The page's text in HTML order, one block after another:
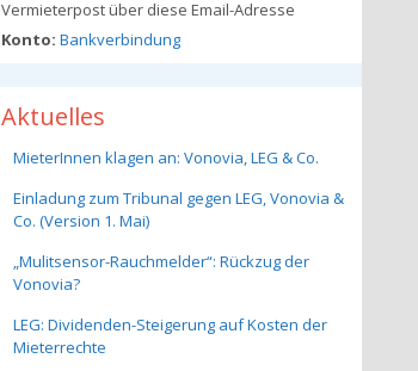
Vermieterpost über diese Email-Adresse
Konto: Bankverbindung
Aktuelles
MieterInnen klagen an: Vonovia, LEG & Co.
Einladung zum Tribunal gegen LEG, Vonovia &
Co. (Version 1. Mai)
„Mulitsensor-Rauchmelder“: Rückzug der
Vonovia?
LEG: Dividenden-Steigerung auf Kosten der
Mieterrechte